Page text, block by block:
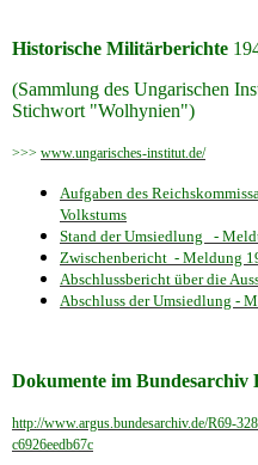
Historische Militärberichte
(Sammlung des Ungarischen
Stichwort "Wolhynien")
>>> www.ungarisches-institut.de/
Aufgaben des
Volkstums
Stand der Umsiedlung -
Zwischenbericht - Meldung
Abschlussbericht über die
Abschluss der Umsiedlung -
Dokumente im Bundesarchiv
http://www.argus.bundesarchiv.de/R69-
c6926eedb67c